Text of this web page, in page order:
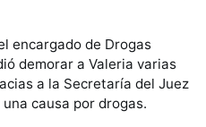
encargado de Drogas
demorar a Valeria varias
a la Secretaría del Juez
causa por drogas.